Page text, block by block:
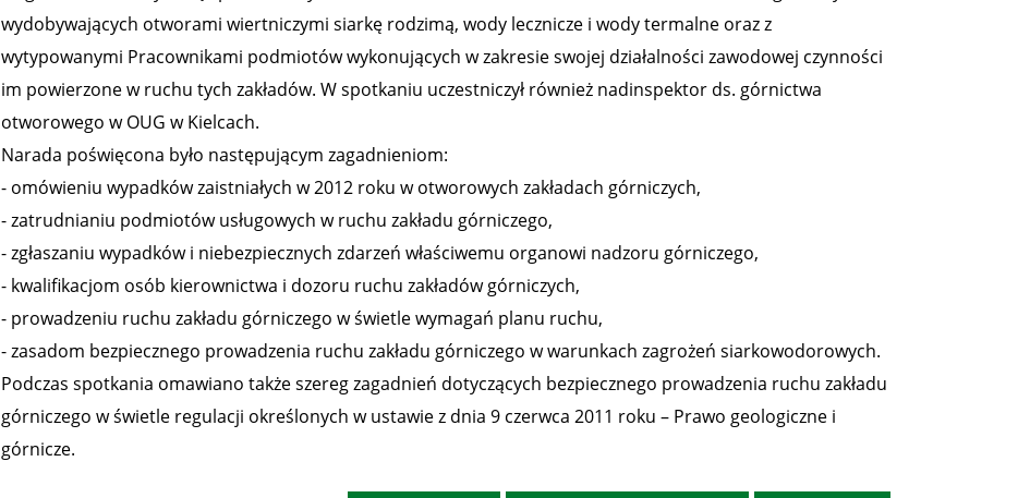
wydobywających otworami wiertniczymi siarkę rodzimą, wody lecznicze i wody termalne oraz z
wytypowanymi Pracownikami podmiotów wykonujących w zakresie swojej działalności zawodowej czynności
im powierzone w ruchu tych zakładów. W spotkaniu uczestniczył również nadinspektor ds. górnictwa
otworowego w OUG w Kielcach.
Narada poświęcona było następującym zagadnieniom:
- omówieniu wypadków zaistniałych w 2012 roku w otworowych zakładach górniczych,
- zatrudnianiu podmiotów usługowych w ruchu zakładu górniczego,
- zgłaszaniu wypadków i niebezpiecznych zdarzeń właściwemu organowi nadzoru górniczego,
- kwalifikacjom osób kierownictwa i dozoru ruchu zakładów górniczych,
- prowadzeniu ruchu zakładu górniczego w świetle wymagań planu ruchu,
- zasadom bezpiecznego prowadzenia ruchu zakładu górniczego w warunkach zagrożeń siarkowodorowych.
Podczas spotkania omawiano także szereg zagadnień dotyczących bezpiecznego prowadzenia ruchu zakładu
górniczego w świetle regulacji określonych w ustawie z dnia 9 czerwca 2011 roku – Prawo geologiczne i
górnicze.